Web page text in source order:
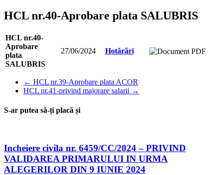
HCL nr.40-Aprobare plata SALUBRIS
HCL nr.40-
Aprobare
plata
SALUBRIS
27/06/2024 Hotărâri
← HCL nr.39-Aprobare plata ACOR
HCL nr.41-privind majorare salarii →
S-ar putea să-ți placă și
Incheiere civila nr. 6459/CC/2024 – PRIVIND
VALIDAREA PRIMARULUI IN URMA
ALEGERILOR DIN 9 IUNIE 2024